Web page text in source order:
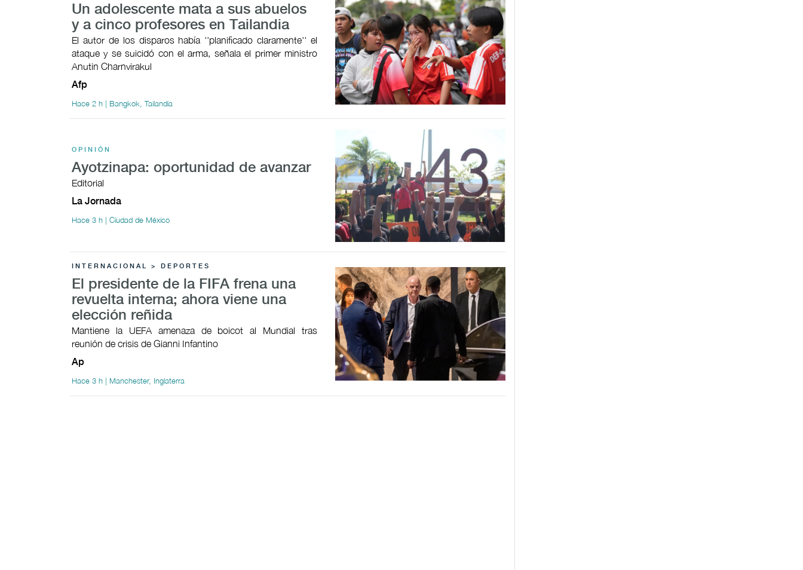
Un adolescente mata a sus abuelos
y a cinco profesores en Tailandia
El autor de los disparos había ''planificado claramente'' el
ataque y se suicidó con el arma, señala el primer ministro
Anutin Charnvirakul
Afp
Hace 2 h | Bangkok, Tailandia
OPINIÓN
Ayotzinapa: oportunidad de avanzar
Editorial
La Jornada
Hace 3 h | Ciudad de México
INTERNACIONAL > DEPORTES
El presidente de la FIFA frena una
revuelta interna; ahora viene una
elección reñida
Mantiene la UEFA amenaza de boicot al Mundial tras
reunión de crisis de Gianni Infantino
Ap
Hace 3 h | Manchester, Inglaterra